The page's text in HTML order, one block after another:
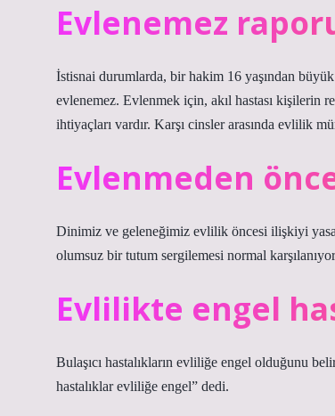
Evlenemez
İstisnai durumlarda, bir hakim 16 yaşından
evlenemez. Evlenmek için, akıl hastası kişilerin
ihtiyaçları vardır. Karşı cinsler arasında evlilik
Evlenmeden
Dinimiz ve geleneğimiz evlilik öncesi ilişkiyi
olumsuz bir tutum sergilemesi normal
Evlilikte engel
Bulaşıcı hastalıkların evliliğe engel olduğunu
hastalıklar evliliğe engel” dedi.